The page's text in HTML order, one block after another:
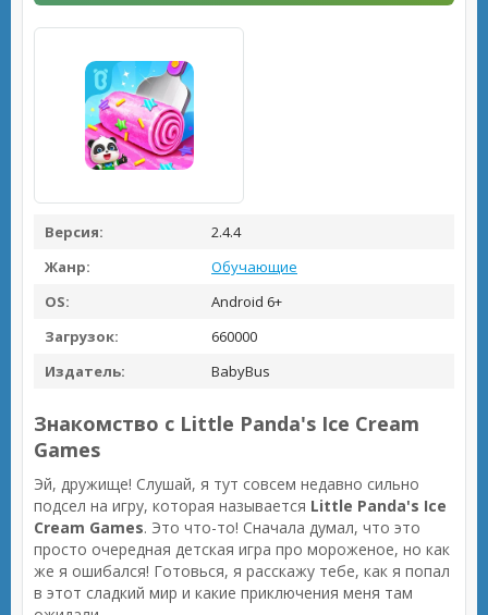
Версия:
2.4.4
Жанр:
Обучающие
OS:
Android 6+
Загрузок:
660000
Издатель:
BabyBus
Знакомство с Little Panda's Ice Cream
Games
Эй, дружище! Слушай, я тут совсем недавно сильно
подсел на игру, которая называется Little Panda's Ice
Cream Games. Это что-то! Сначала думал, что это
просто очередная детская игра про мороженое, но как
же я ошибался! Готовься, я расскажу тебе, как я попал
в этот сладкий мир и какие приключения меня там